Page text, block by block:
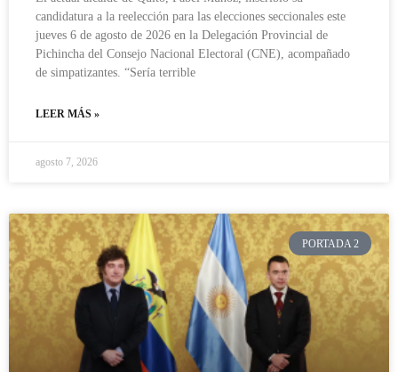
candidatura a la reelección para las elecciones seccionales este
jueves 6 de agosto de 2026 en la Delegación Provincial de
Pichincha del Consejo Nacional Electoral (CNE), acompañado
de simpatizantes. “Sería terrible
LEER MÁS »
agosto 7, 2026
PORTADA 2